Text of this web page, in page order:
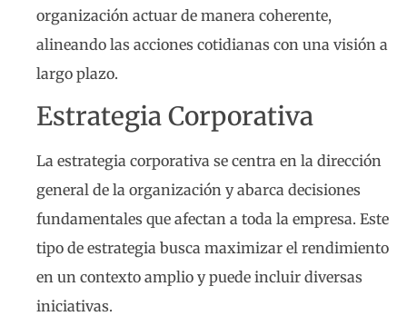
organización actuar de manera coherente,
alineando las acciones cotidianas con una visión a
largo plazo.
Estrategia Corporativa
La estrategia corporativa se centra en la dirección
general de la organización y abarca decisiones
fundamentales que afectan a toda la empresa. Este
tipo de estrategia busca maximizar el rendimiento
en un contexto amplio y puede incluir diversas
iniciativas.